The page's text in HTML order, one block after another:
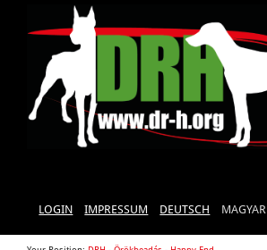
LOGIN IMPRESSUM DEUTSCH MAGYAR